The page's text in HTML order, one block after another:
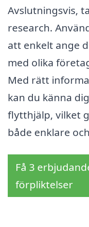
Avslutningsvis,
research.
att enkelt ange
med olika
Med rätt
kan du känna
flytthjälp, vilket
både enklare
Få 3
förpliktelser